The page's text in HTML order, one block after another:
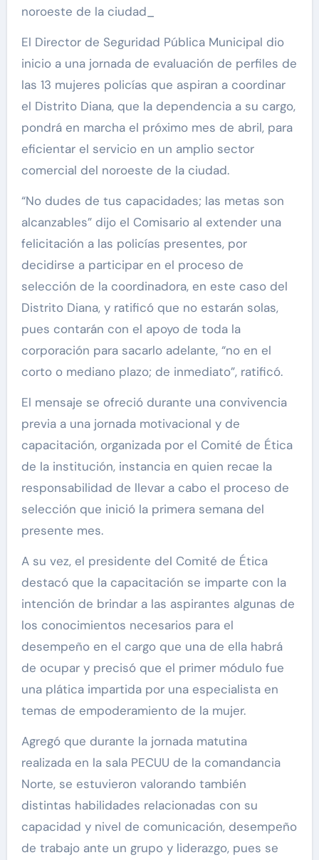
noroeste de la ciudad_
El Director de Seguridad Pública Municipal dio
inicio a una jornada de evaluación de perfiles de
las 13 mujeres policías que aspiran a coordinar
el Distrito Diana, que la dependencia a su cargo,
pondrá en marcha el próximo mes de abril, para
eficientar el servicio en un amplio sector
comercial del noroeste de la ciudad.
“No dudes de tus capacidades; las metas son
alcanzables” dijo el Comisario al extender una
felicitación a las policías presentes, por
decidirse a participar en el proceso de
selección de la coordinadora, en este caso del
Distrito Diana, y ratificó que no estarán solas,
pues contarán con el apoyo de toda la
corporación para sacarlo adelante, “no en el
corto o mediano plazo; de inmediato”, ratificó.
El mensaje se ofreció durante una convivencia
previa a una jornada motivacional y de
capacitación, organizada por el Comité de Ética
de la institución, instancia en quien recae la
responsabilidad de llevar a cabo el proceso de
selección que inició la primera semana del
presente mes.
A su vez, el presidente del Comité de Ética
destacó que la capacitación se imparte con la
intención de brindar a las aspirantes algunas de
los conocimientos necesarios para el
desempeño en el cargo que una de ella habrá
de ocupar y precisó que el primer módulo fue
una plática impartida por una especialista en
temas de empoderamiento de la mujer.
Agregó que durante la jornada matutina
realizada en la sala PECUU de la comandancia
Norte, se estuvieron valorando también
distintas habilidades relacionadas con su
capacidad y nivel de comunicación, desempeño
de trabajo ante un grupo y liderazgo, pues se